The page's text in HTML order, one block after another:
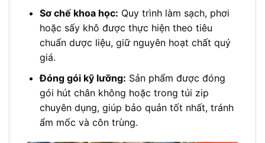
Sơ chế khoa học: Quy trình làm sạch, phơi
hoặc sấy khô được thực hiện theo tiêu
chuẩn dược liệu, giữ nguyên hoạt chất quý
giá.
Đóng gói kỹ lưỡng: Sản phẩm được đóng
gói hút chân không hoặc trong túi zip
chuyên dụng, giúp bảo quản tốt nhất, tránh
ẩm mốc và côn trùng.